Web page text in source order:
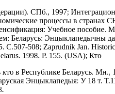
СПб., 1997;
процессы в странах
Учебное пособие.
Беларусь: Энцыклапедычны
С.507-508; Zaprudnik Jan.
1998. P. 155. (USA); Кто
кто в Республике Беларусь. Мн.,
Энцыклапедыя: У 18 т.